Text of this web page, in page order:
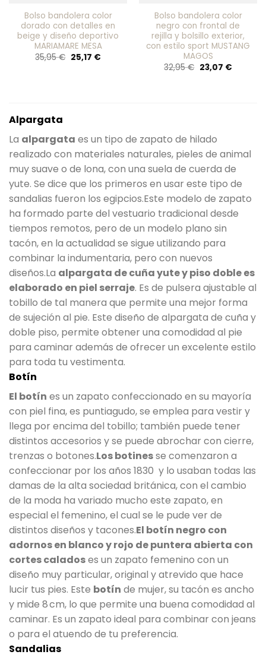
Bolso bandolera color
dorado con detalles en
beige y diseño deportivo
MARIAMARE MESA
35,95€ El
precio
25,17 €El
Bolso bandolera color
negro con frontal de
rejilla y bolsillo exterior,
con estilo sport MUSTANG
MAGOS
32,95€ El
precio
23,07 €El
Alpargata
La alpargata es un tipo de zapato de hilado
realizado con materiales naturales, pieles de animal
muy suave o de lona, con una suela de cuerda de
yute. Se dice que los primeros en usar este tipo de
sandalias fueron los egipcios.Este modelo de zapato
ha formado parte del vestuario tradicional desde
tiempos remotos, pero de un modelo plano sin
tacón, en la actualidad se sigue utilizando para
combinar la indumentaria, pero con nuevos
diseños.La alpargata de cuña yute y piso doble es
elaborado en piel serraje. Es de pulsera ajustable al
tobillo de tal manera que permite una mejor forma
de sujeción al pie. Este diseño de alpargata de cuña y
doble piso, permite obtener una comodidad al pie
para caminar además de ofrecer un excelente estilo
para toda tu vestimenta.
Botín
El botín es un zapato confeccionado en su mayoría
con piel fina, es puntiagudo, se emplea para vestir y
llega por encima del tobillo; también puede tener
distintos accesorios y se puede abrochar con cierre,
trenzas o botones.Los botinesse comenzaron a
confeccionar por los años 1830 y lo usaban todas las
damas de la alta sociedad británica, con el cambio
de la moda ha variado mucho este zapato, en
especial el femenino, el cual se le pude ver de
distintos diseños y tacones.El botín negro con
adornos en blanco y rojo de puntera abierta con
cortes caladoses un zapato femenino con un
diseño muy particular, original y atrevido que hace
lucir tus pies. Este botín de mujer, su tacón es ancho
y mide 8 cm, lo que permite una buena comodidad al
caminar. Es un zapato ideal para combinar con jeans
o para el atuendo de tu preferencia.
Sandalias